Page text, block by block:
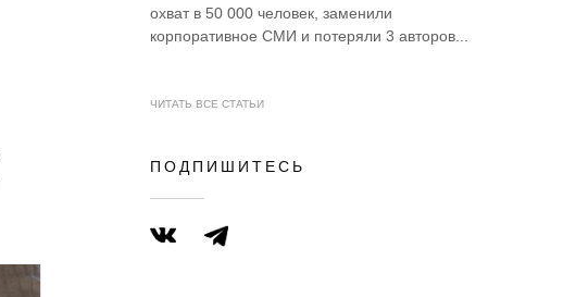
охват в 50 000 человек, заменили
корпоративное СМИ и потеряли 3 авторов...
ЧИТАТЬ ВСЕ СТАТЬИ
ПОДПИШИТЕСЬ